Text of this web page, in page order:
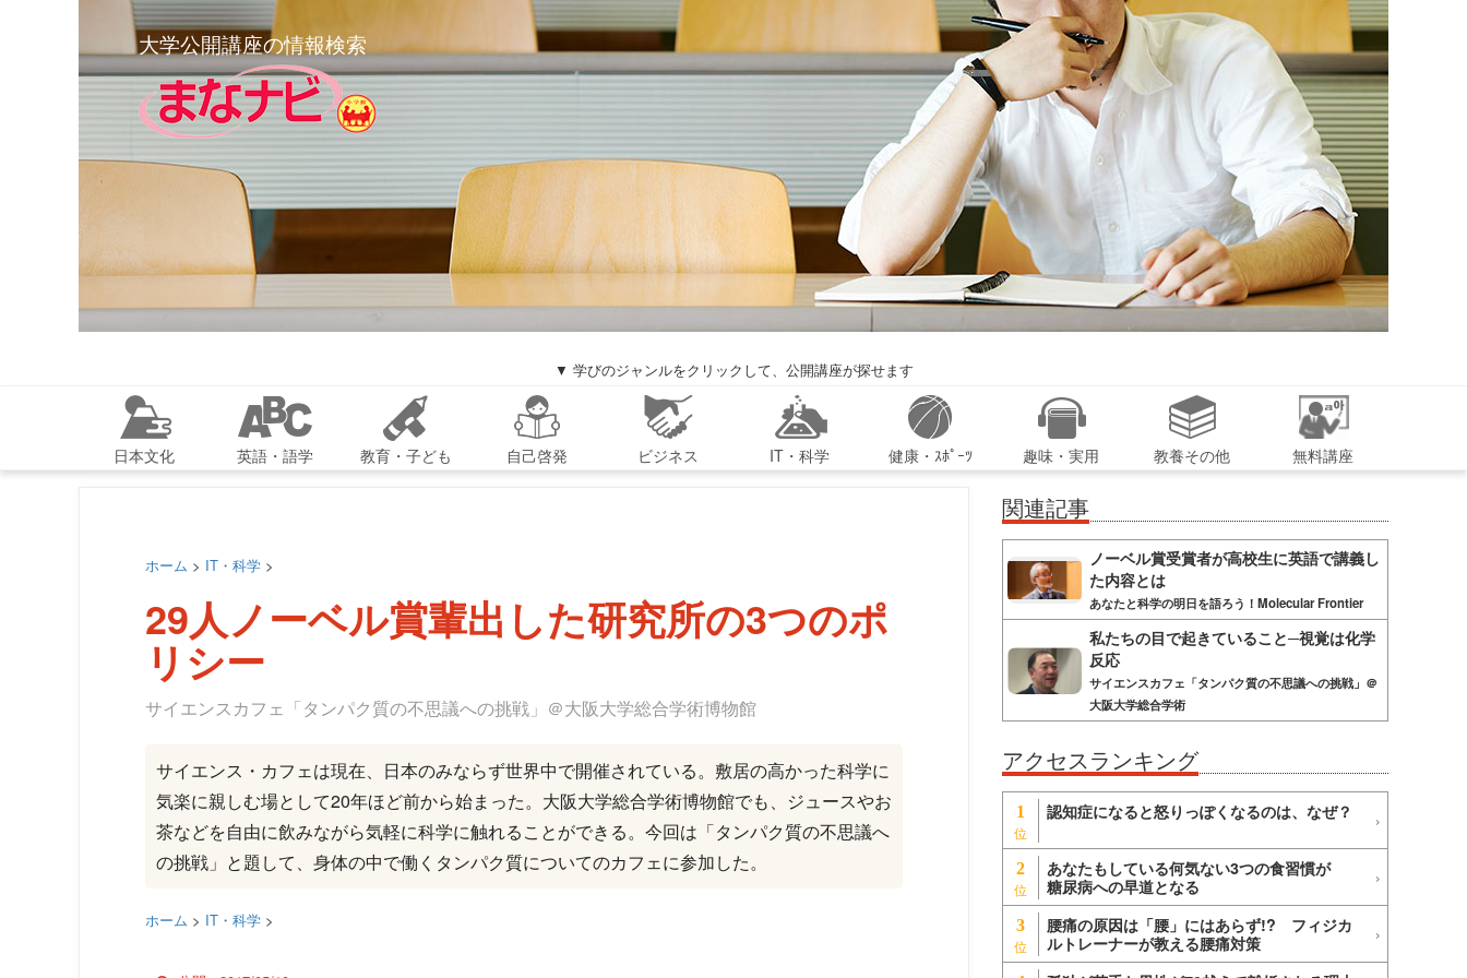
大学公開講座の情報検索
▼ 学びのジャンルをクリックして、公開講座が探せます
日本文化 英語・語学 教育・子ども 自己啓発 ビジネス IT・科学 健康・ｽﾎﾟｰﾂ 趣味・実用 教養その他 無料講座
ホーム > IT・科学 >
29人ノーベル賞輩出した研究所の3つのポ
リシー
サイエンスカフェ「タンパク質の不思議への挑戦」＠大阪大学総合学術博物館
サイエンス・カフェは現在、日本のみならず世界中で開催されている。敷居の高かった科学に
気楽に親しむ場として20年ほど前から始まった。大阪大学総合学術博物館でも、ジュースやお
茶などを自由に飲みながら気軽に科学に触れることができる。今回は「タンパク質の不思議へ
の挑戦」と題して、身体の中で働くタンパク質についてのカフェに参加した。
ホーム > IT・科学 >
関連記事
ノーベル賞受賞者が高校生に英語で講義し
た内容とは
あなたと科学の明日を語ろう！Molecular Frontier
私たちの目で起きていること─視覚は化学
反応
サイエンスカフェ「タンパク質の不思議への挑戦」＠
大阪大学総合学術
アクセスランキング
1 認知症になると怒りっぽくなるのは、なぜ？
2
あなたもしている何気ない3つの食習慣が
糖尿病への早道となる
3
腰痛の原因は「腰」にはあらず!? フィジカ
ルトレーナーが教える腰痛対策